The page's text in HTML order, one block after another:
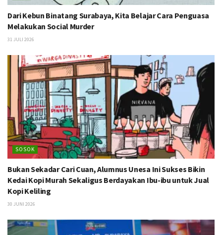
Dari Kebun Binatang Surabaya, Kita Belajar Cara Penguasa
Melakukan Social Murder
31 JULI 2026
SOSOK
Bukan Sekadar Cari Cuan, Alumnus Unesa Ini Sukses Bikin
Kedai Kopi Murah Sekaligus Berdayakan Ibu-ibu untuk Jual
Kopi Keliling
30 JUNI 2026